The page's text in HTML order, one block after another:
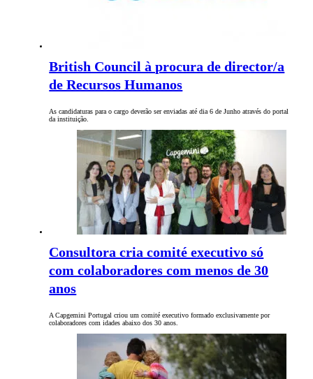
British Council à procura de director/a
de Recursos Humanos
As candidaturas para o cargo deverão ser enviadas até dia 6 de Junho através do portal
da instituição.
Consultora cria comité executivo só
com colaboradores com menos de 30
anos
A Capgemini Portugal criou um comité executivo formado exclusivamente por
colaboradores com idades abaixo dos 30 anos.